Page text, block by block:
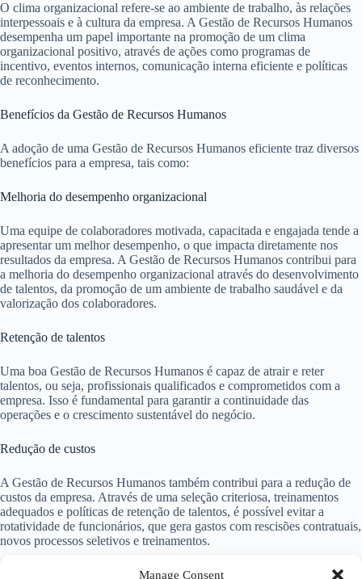
Manage Consent
O clima organizacional refere-se ao ambiente de trabalho, às relações
interpessoais e à cultura da empresa. A Gestão de Recursos Humanos
desempenha um papel importante na promoção de um clima
organizacional positivo, através de ações como programas de
incentivo, eventos internos, comunicação interna eficiente e políticas
de reconhecimento.
Benefícios da Gestão de Recursos Humanos
A adoção de uma Gestão de Recursos Humanos eficiente traz diversos
benefícios para a empresa, tais como:
Melhoria do desempenho organizacional
Uma equipe de colaboradores motivada, capacitada e engajada tende a
apresentar um melhor desempenho, o que impacta diretamente nos
resultados da empresa. A Gestão de Recursos Humanos contribui para
a melhoria do desempenho organizacional através do desenvolvimento
de talentos, da promoção de um ambiente de trabalho saudável e da
valorização dos colaboradores.
Retenção de talentos
Uma boa Gestão de Recursos Humanos é capaz de atrair e reter
talentos, ou seja, profissionais qualificados e comprometidos com a
empresa. Isso é fundamental para garantir a continuidade das
operações e o crescimento sustentável do negócio.
Redução de custos
A Gestão de Recursos Humanos também contribui para a redução de
custos da empresa. Através de uma seleção criteriosa, treinamentos
adequados e políticas de retenção de talentos, é possível evitar a
rotatividade de funcionários, que gera gastos com rescisões contratuais,
novos processos seletivos e treinamentos.